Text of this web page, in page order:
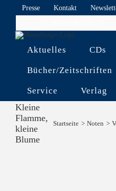
Presse Kontakt
Aktuelles CDs
Bücher/Zeitschriften
Service Verlag
Kleine
Flamme,
kleine
Blume
Startseite Noten